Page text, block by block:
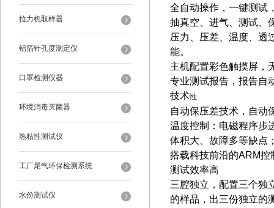
拉力机取样器
铝箔针孔度测定仪
口罩检测仪器
环境消毒灭菌器
热粘性测试仪
工厂尾气环保检测系统
水份测试仪
全自动操作，一键测试
抽真空、进气、测试、
压力、压差、温度、透
能。
主机配置彩色触摸屏，
专业测试报告，报告自
技术性
自动保压差技术，自动
温度控制：电磁程序步
体积大、故障多等缺点
搭载科技前沿的ARM
测试效率高
三腔独立，配置三个独
的样品，出三份独立的